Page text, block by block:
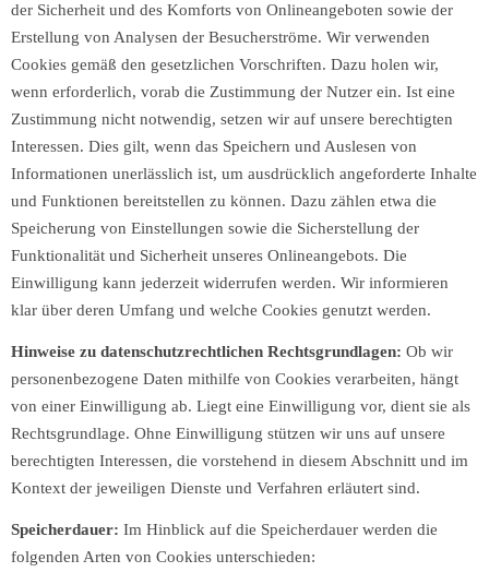
der Sicherheit und des Komforts von Onlineangeboten sowie der
Erstellung von Analysen der Besucherströme. Wir verwenden
Cookies gemäß den gesetzlichen Vorschriften. Dazu holen wir,
wenn erforderlich, vorab die Zustimmung der Nutzer ein. Ist eine
Zustimmung nicht notwendig, setzen wir auf unsere berechtigten
Interessen. Dies gilt, wenn das Speichern und Auslesen von
Informationen unerlässlich ist, um ausdrücklich angeforderte Inhalte
und Funktionen bereitstellen zu können. Dazu zählen etwa die
Speicherung von Einstellungen sowie die Sicherstellung der
Funktionalität und Sicherheit unseres Onlineangebots. Die
Einwilligung kann jederzeit widerrufen werden. Wir informieren
klar über deren Umfang und welche Cookies genutzt werden.
Hinweise zu datenschutzrechtlichen Rechtsgrundlagen: Ob wir
personenbezogene Daten mithilfe von Cookies verarbeiten, hängt
von einer Einwilligung ab. Liegt eine Einwilligung vor, dient sie als
Rechtsgrundlage. Ohne Einwilligung stützen wir uns auf unsere
berechtigten Interessen, die vorstehend in diesem Abschnitt und im
Kontext der jeweiligen Dienste und Verfahren erläutert sind.
Speicherdauer: Im Hinblick auf die Speicherdauer werden die
folgenden Arten von Cookies unterschieden: